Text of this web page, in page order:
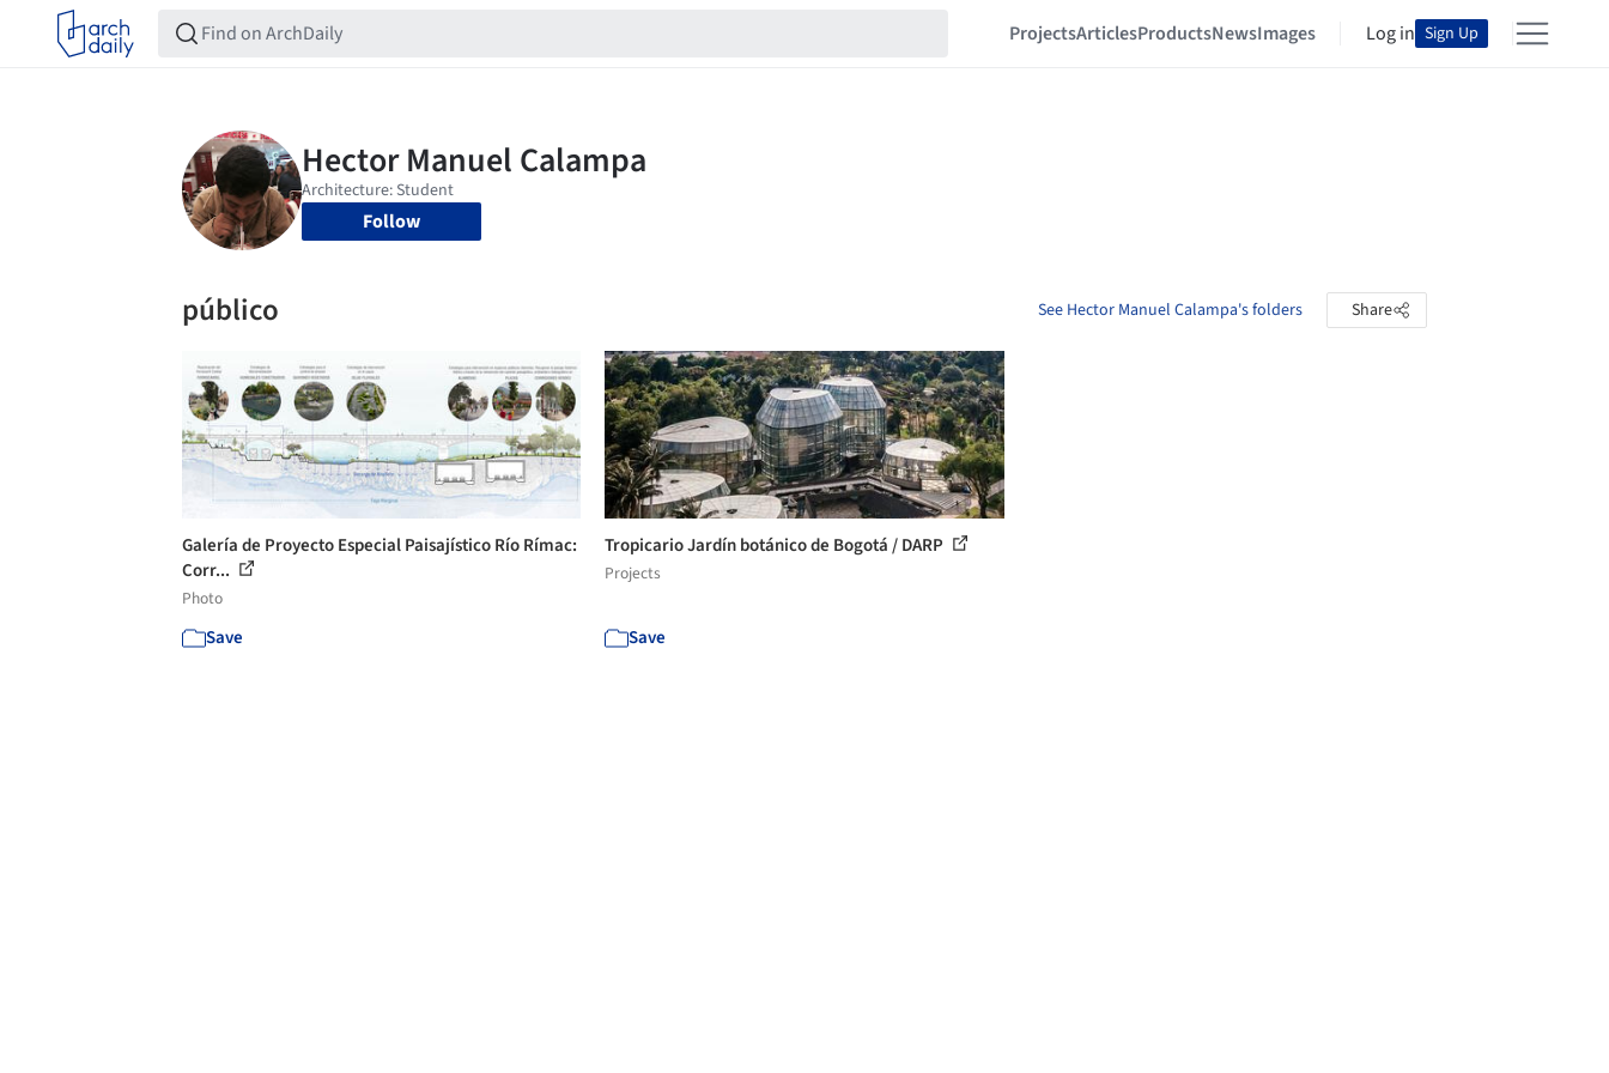
ProjectsArticlesProductsNewsImages Log in Sign Up
Follow
público See Hector Manuel Calampa's folders Share
Galería de Proyecto Especial Paisajístico Río Rímac:
Corr...
Photo
Save
Tropicario Jardín botánico de Bogotá / DARP
Projects
Save